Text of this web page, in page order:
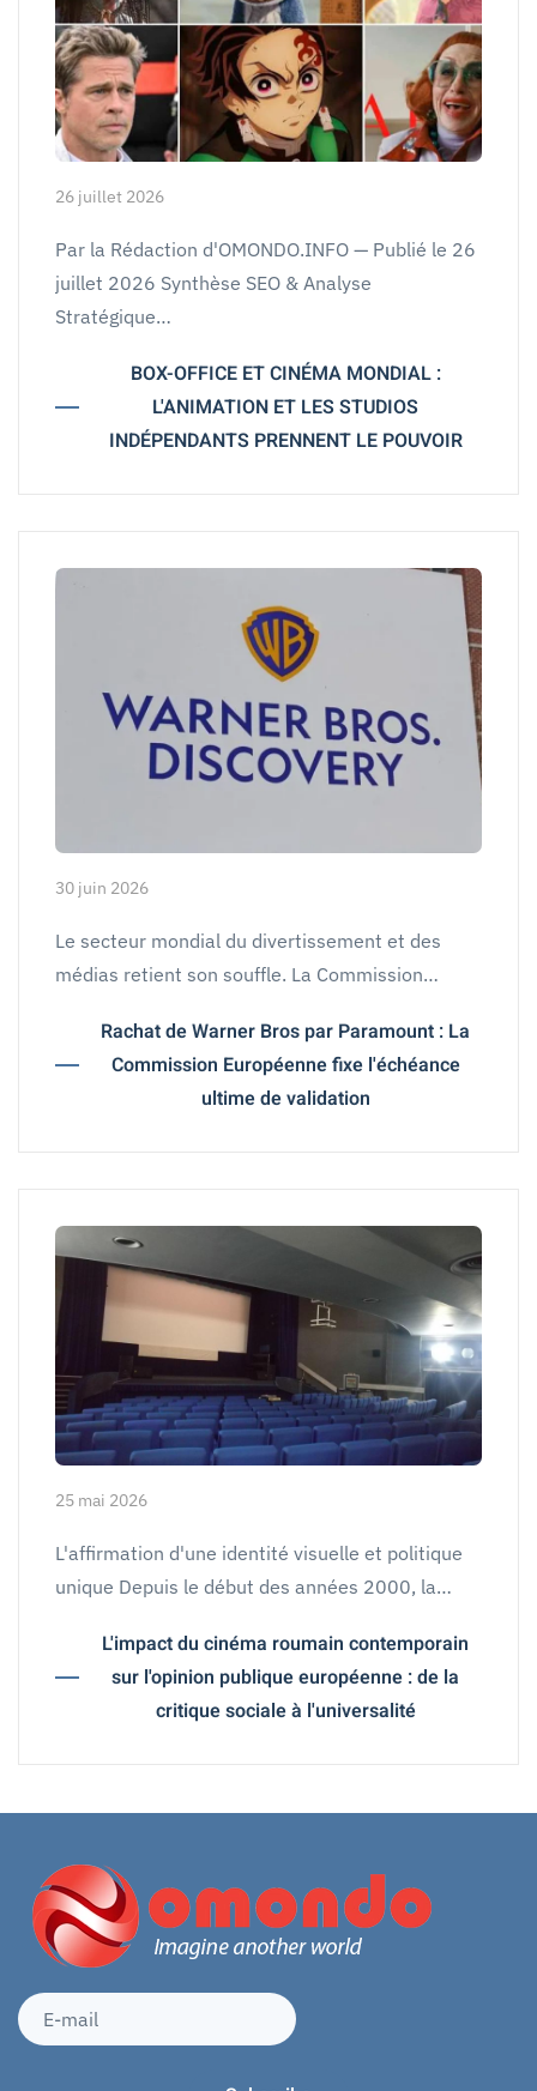
26 juillet 2026
Par la Rédaction d'OMONDO.INFO — Publié le 26
juillet 2026 Synthèse SEO & Analyse
Stratégique…
BOX-OFFICE ET CINÉMA MONDIAL :
L'ANIMATION ET LES STUDIOS
INDÉPENDANTS PRENNENT LE POUVOIR
30 juin 2026
Le secteur mondial du divertissement et des
médias retient son souffle. La Commission…
Rachat de Warner Bros par Paramount : La
Commission Européenne fixe l'échéance
ultime de validation
25 mai 2026
L'affirmation d'une identité visuelle et politique
unique Depuis le début des années 2000, la…
L'impact du cinéma roumain contemporain
sur l'opinion publique européenne : de la
critique sociale à l'universalité